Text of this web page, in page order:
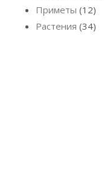
Приметы (12)
Растения (34)